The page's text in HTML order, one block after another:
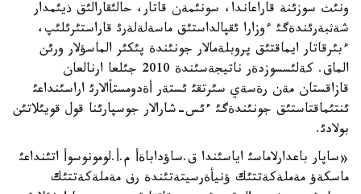
ونئث سوزئنة قاراعاندا، سونئمةن قاتار، حالئقارالئق ذيئمدار
شةثبةرئندةگئ ءوزارا ئقپالداستئق ماسةلةلةرئ قاراستئرئلئپ،
ءبئرقاتار ايماقتئق پروبلةمالار جونئندة پئكئر الماسؤلار ورئن
الماق. كةلئسسوزدةر ناتيجةسئندة 2010 جئلعا ارنالعان
قازاقستان مةن رةسةي سئرتقئ ئستةر أةدومستأالارئ اراسئنداعئ
ئنتئماقتاستئق جونئندةگئ ءئس-شارالار جوسپارئنا قول قويئلاتئن
بولادئ.
«ساپار باعدارلاماسئ اياسئندا ق.ساؤداباةأ م.أ.لومونوسوأ اتئنداعئ
ماسكةؤ مةملةكةتتئك ؤنيأةرسيتةتئندة رف مةملةكةتتئك